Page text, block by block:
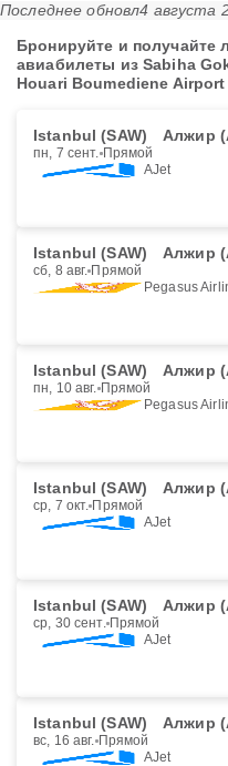
Последнее обновл4 августа
Бронируйте и получайте
авиабилеты из Sabiha
Houari Boumediene Airport
Istanbul (SAW) Алжир
пн, 7 сент. Прямой
AJet
Istanbul (SAW) Алжир
сб, 8 авг. Прямой
Pegasus
Istanbul (SAW) Алжир
пн, 10 авг. Прямой
Pegasus
Istanbul (SAW) Алжир
ср, 7 окт. Прямой
AJet
Istanbul (SAW) Алжир
ср, 30 сент. Прямой
AJet
Istanbul (SAW) Алжир
вс, 16 авг. Прямой
AJet